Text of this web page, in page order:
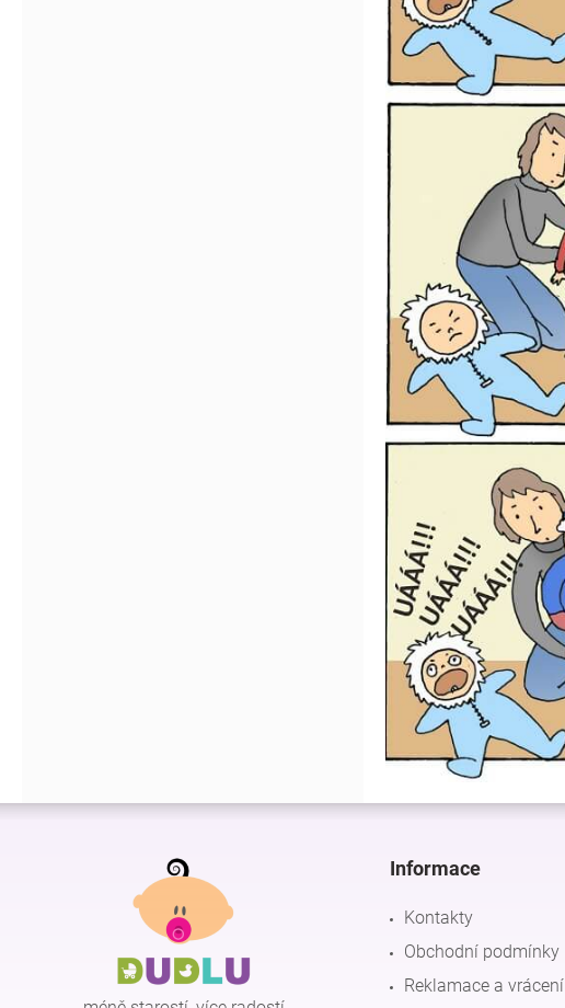
Z
Informace
Kontakty
Obchodní podmínky
Reklamace a vrácení